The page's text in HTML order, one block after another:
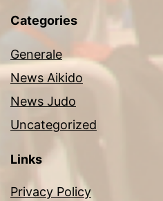
Categories
Generale
News Aikido
News Judo
Uncategorized
Links
Privacy Policy